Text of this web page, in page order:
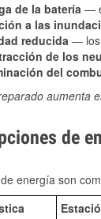
de la batería —
a las
reducida— los
de los
del
aumenta
de
energía son